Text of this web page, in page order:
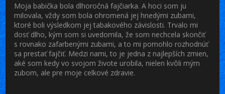
Moja babička bola dlhoročná fajčiarka. A hoci som ju
milovala, vždy som bola ohromená jej hnedými zubami,
ktoré boli výsledkom jej tabakového závislosti. Trvalo mi
dosť dlho, kým som si uvedomila, že som nechcela skončiť
s rovnako zafarbenými zubami, a to mi pomohlo rozhodnúť
sa prestať fajčiť. Medzi nami, to je jedna z najlepších zmien,
aké som kedy vo svojom živote urobila, nielen kvôli mým
zubom, ale pre moje celkové zdravie.